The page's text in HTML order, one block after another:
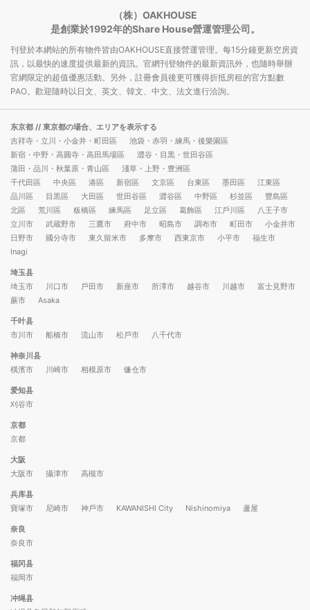
（株）OAKHOUSE
是創業於1992年的Share House營運管理公司。
刊登於本網站的所有物件皆由OAKHOUSE直接營運管理。每15分鐘更新空房資
訊，以最快的速度提供最新的資訊。官網刊登物件的最新資訊外，也隨時舉辦
官網限定的超值優惠活動。另外，註冊會員後更可獲得折抵房租的官方點數
PAO。歡迎隨時以日文、英文、韓文、中文、法文進行洽詢。
东京都 // 東京都の場合、エリアを表示する
吉祥寺・立川・小金井・町田區
池袋・赤羽・練馬・後樂園區
新宿・中野・高圓寺・高田馬場區
澀谷・目黒・世田谷區
蒲田・品川・秋葉原・青山區
淺草・上野・豊洲區
千代田區
中央區 港區 新宿區 文京區 台東區 墨田區
江東區
品川區
目黒區 大田區 世田谷區 澀谷區 中野區 杉並區
豐島區
北區
荒川區 板橋區 練馬區 足立區 葛飾區 江戶川區
八王子市
立川市
武蔵野市 三鷹市 府中市 昭島市 調布市 町田市
小金井市
日野市
國分寺市 東久留米市 多摩市 西東京市 小平市
福生市
Inagi
埼玉县
埼玉市
川口市 戶田市 新座市 所澤市 越谷市 川越市
富士見野市
蕨市
Asaka
千叶县
市川市
船橋市 流山市 松戶市 八千代市
神奈川县
橫濱市
川崎市 相模原市 镰仓市
爱知县
刈谷市
京都
京都
大阪
大阪市
攝津市 高槻市
兵库县
寶塚市
尼崎市 神戶市 KAWANISHI City Nishinomiya 蘆屋
奈良
奈良市
福冈县
福岡市
冲绳县